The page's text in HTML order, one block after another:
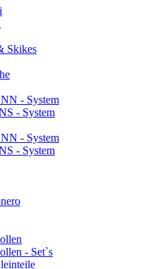
Skikes
- System
- System
- System
- System
- Set`s